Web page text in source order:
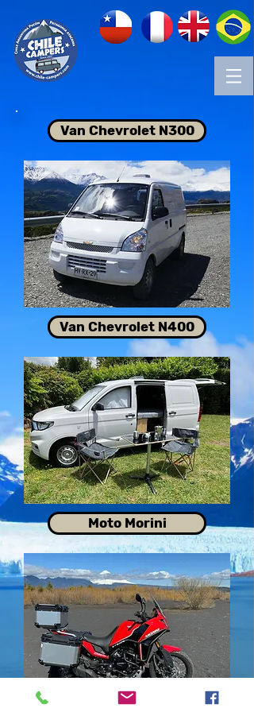
Van Chevrolet N300
Van Chevrolet N400
Moto Morini